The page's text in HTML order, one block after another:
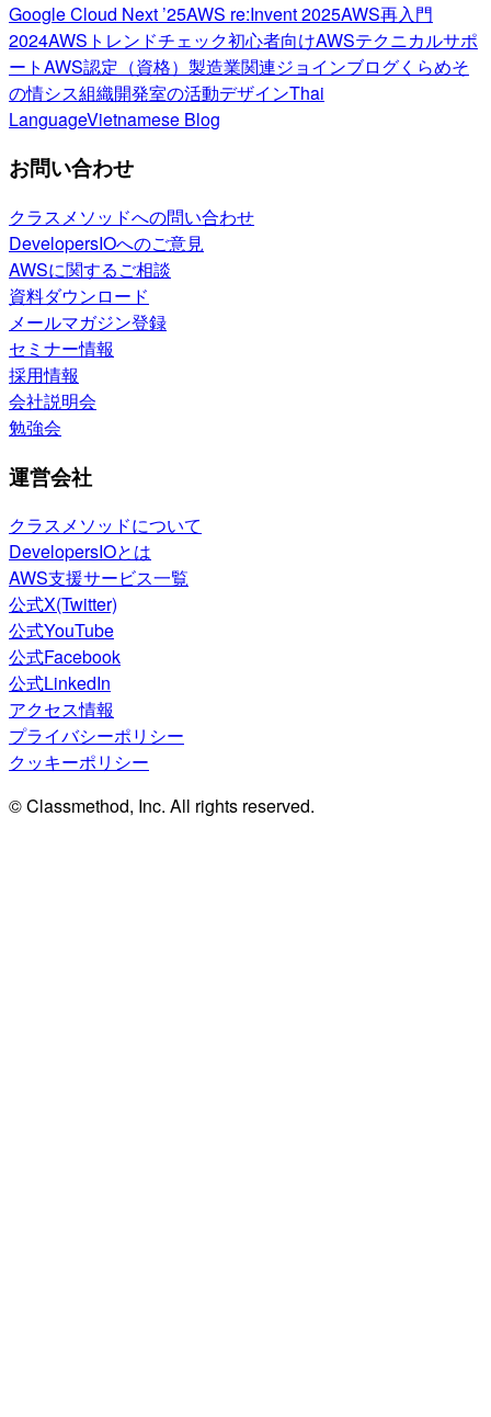
Google Cloud Next ’25AWS re:Invent 2025AWS再入門
2024AWSトレンドチェック初心者向けAWSテクニカルサポ
ートAWS認定（資格） 製造業関連ジョインブログくらめそ
の情シス組織開発室の活動デザインThai
LanguageVietnamese Blog
お問い合わせ
クラスメソッドへの問い合わせ
DevelopersIOへのご意見
AWSに関するご相談
資料ダウンロード
メールマガジン登録
セミナー情報
採用情報
会社説明会
勉強会
運営会社
クラスメソッドについて
DevelopersIOとは
AWS支援サービス一覧
公式X(Twitter)
公式YouTube
公式Facebook
公式LinkedIn
アクセス情報
プライバシーポリシー
クッキーポリシー
© Classmethod, Inc. All rights reserved.